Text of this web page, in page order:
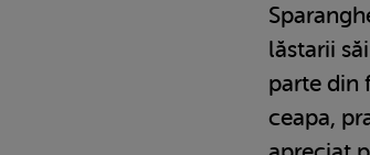
lăstarii
parte din
ceapa,